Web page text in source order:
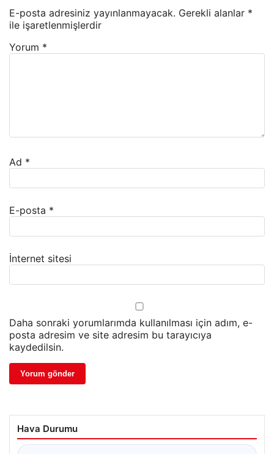
E-posta adresiniz yayınlanmayacak. Gerekli alanlar *
ile işaretlenmişlerdir
Yorum *
Ad *
E-posta *
İnternet sitesi
Daha sonraki yorumlarımda kullanılması için adım, e-
posta adresim ve site adresim bu tarayıcıya
kaydedilsin.
Hava Durumu